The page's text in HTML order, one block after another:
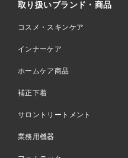
取り扱いブランド・商品
コスメ・スキンケア
インナーケア
ホームケア商品
補正下着
サロントリートメント
業務用機器